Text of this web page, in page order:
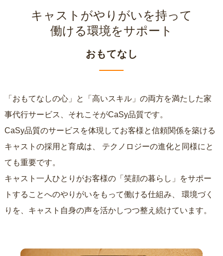
キャストがやりがいを持って
働ける環境をサポート
おもてなし
「おもてなしの心」と「高いスキル」の両方を満たした家
事代行サービス、それこそがCaSy品質です。
CaSy品質のサービスを体現してお客様と信頼関係を築ける
キャストの採用と育成は、
ても重要です。
キャスト一人ひとりがお客様の「笑顔の暮らし」をサポー
トすることへのやりがいをもって働ける仕組み、
りを、キャスト自身の声を活かしつつ整え続けています。